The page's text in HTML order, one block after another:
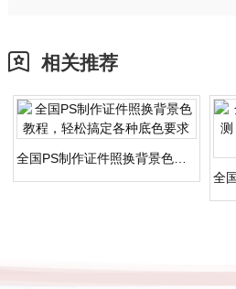
相关推荐
全国PS制作证件照换背景色教程，轻松搞定各种底色要求